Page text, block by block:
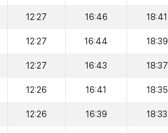
12:27 16:46 18:41
12:27 16:44 18:39
12:27 16:43 18:37
12:26 16:41 18:35
12:26 16:39 18:33